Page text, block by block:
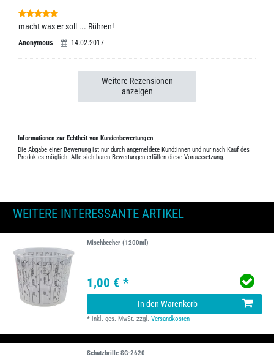
macht was er soll ... Rühren!
Anonymous 14.02.2017
Weitere Rezensionen
anzeigen
Informationen zur Echtheit von Kundenbewertungen
Die Abgabe einer Bewertung ist nur durch angemeldete Kund:innen und nur nach Kauf des
Produktes möglich. Alle sichtbaren Bewertungen erfüllen diese Voraussetzung.
WEITERE INTERESSANTE ARTIKEL
Mischbecher (1200ml)
1,00 € *
In den Warenkorb
*inkl. ges. MwSt. zzgl.Versandkosten
Schutzbrille SG-2620